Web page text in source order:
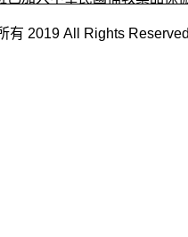
有 2019 All Rights